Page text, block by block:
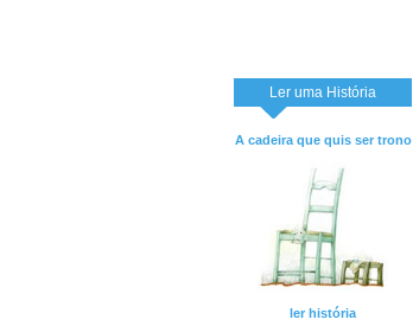
Ler uma História
A cadeira que quis ser trono
ler história